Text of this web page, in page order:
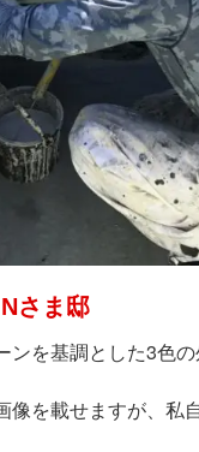
さま邸
を基調とした3色
像を載せますが、私